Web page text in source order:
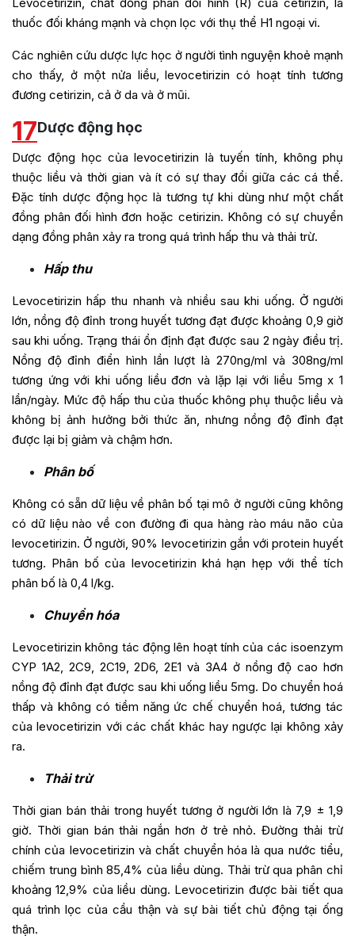
Levocetirizin, chất đồng phân đối hình (R) của cetirizin, là
thuốc đối kháng mạnh và chọn lọc với thụ thể H1 ngoại vi.
Các nghiên cứu dược lực học ở người tình nguyện khoẻ mạnh
cho thấy, ở một nửa liều, levocetirizin có hoạt tính tương
đương cetirizin, cả ở da và ở mũi.
17Dược động học
Dược động học của levocetirizin là tuyến tính, không phụ
thuộc liều và thời gian và ít có sự thay đổi giữa các cá thể.
Đặc tính dược động học là tương tự khi dùng như một chất
đồng phân đối hình đơn hoặc cetirizin. Không có sự chuyển
dạng đồng phân xảy ra trong quá trình hấp thu và thải trừ.
Hấp thu
Levocetirizin hấp thu nhanh và nhiều sau khi uống. Ở người
lớn, nồng độ đỉnh trong huyết tương đạt được khoảng 0,9 giờ
sau khi uống. Trạng thái ổn định đạt được sau 2 ngày điều trị.
Nồng độ đỉnh điển hình lần lượt là 270ng/ml và 308ng/ml
tương ứng với khi uống liều đơn và lặp lại với liều 5mg x 1
lần/ngày. Mức độ hấp thu của thuốc không phụ thuộc liều và
không bị ảnh hưởng bởi thức ăn, nhưng nồng độ đỉnh đạt
được lại bị giảm và chậm hơn.
Phân bố
Không có sẵn dữ liệu về phân bố tại mô ở người cũng không
có dữ liệu nào về con đường đi qua hàng rào máu não của
levocetirizin. Ở người, 90% levocetirizin gắn với protein huyết
tương. Phân bố của levocetirizin khá hạn hẹp với thể tích
phân bố là 0,4 l/kg.
Chuyển hóa
Levocetirizin không tác động lên hoạt tính của các isoenzym
CYP 1A2, 2C9, 2C19, 2D6, 2E1 và 3A4 ở nồng độ cao hơn
nồng độ đỉnh đạt được sau khi uống liều 5mg. Do chuyển hoá
thấp và không có tiềm năng ức chế chuyển hoá, tương tác
của levocetirizin với các chất khác hay ngược lại không xảy
ra.
Thải trừ
Thời gian bán thải trong huyết tương ở người lớn là 7,9 ± 1,9
giờ. Thời gian bán thải ngắn hơn ở trẻ nhỏ. Đường thải trừ
chính của levocetirizin và chất chuyển hóa là qua nước tiểu,
chiếm trung bình 85,4% của liều dùng. Thải trừ qua phân chỉ
khoảng 12,9% của liều dùng. Levocetirizin được bài tiết qua
quá trình lọc của cầu thận và sự bài tiết chủ động tại ống
thận.